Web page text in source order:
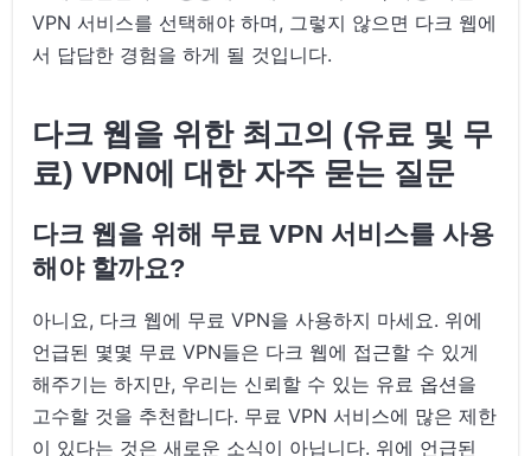
VPN 서비스를 선택해야 하며, 그렇지 않으면 다크 웹에
서 답답한 경험을 하게 될 것입니다.
다크 웹을 위한 최고의 (유료 및 무
료) VPN에 대한 자주 묻는 질문
다크 웹을 위해 무료 VPN 서비스를 사용
해야 할까요?
아니요, 다크 웹에 무료 VPN을 사용하지 마세요. 위에
언급된 몇몇 무료 VPN들은 다크 웹에 접근할 수 있게
해주기는 하지만, 우리는 신뢰할 수 있는 유료 옵션을
고수할 것을 추천합니다. 무료 VPN 서비스에 많은 제한
이 있다는 것은 새로운 소식이 아닙니다. 위에 언급된